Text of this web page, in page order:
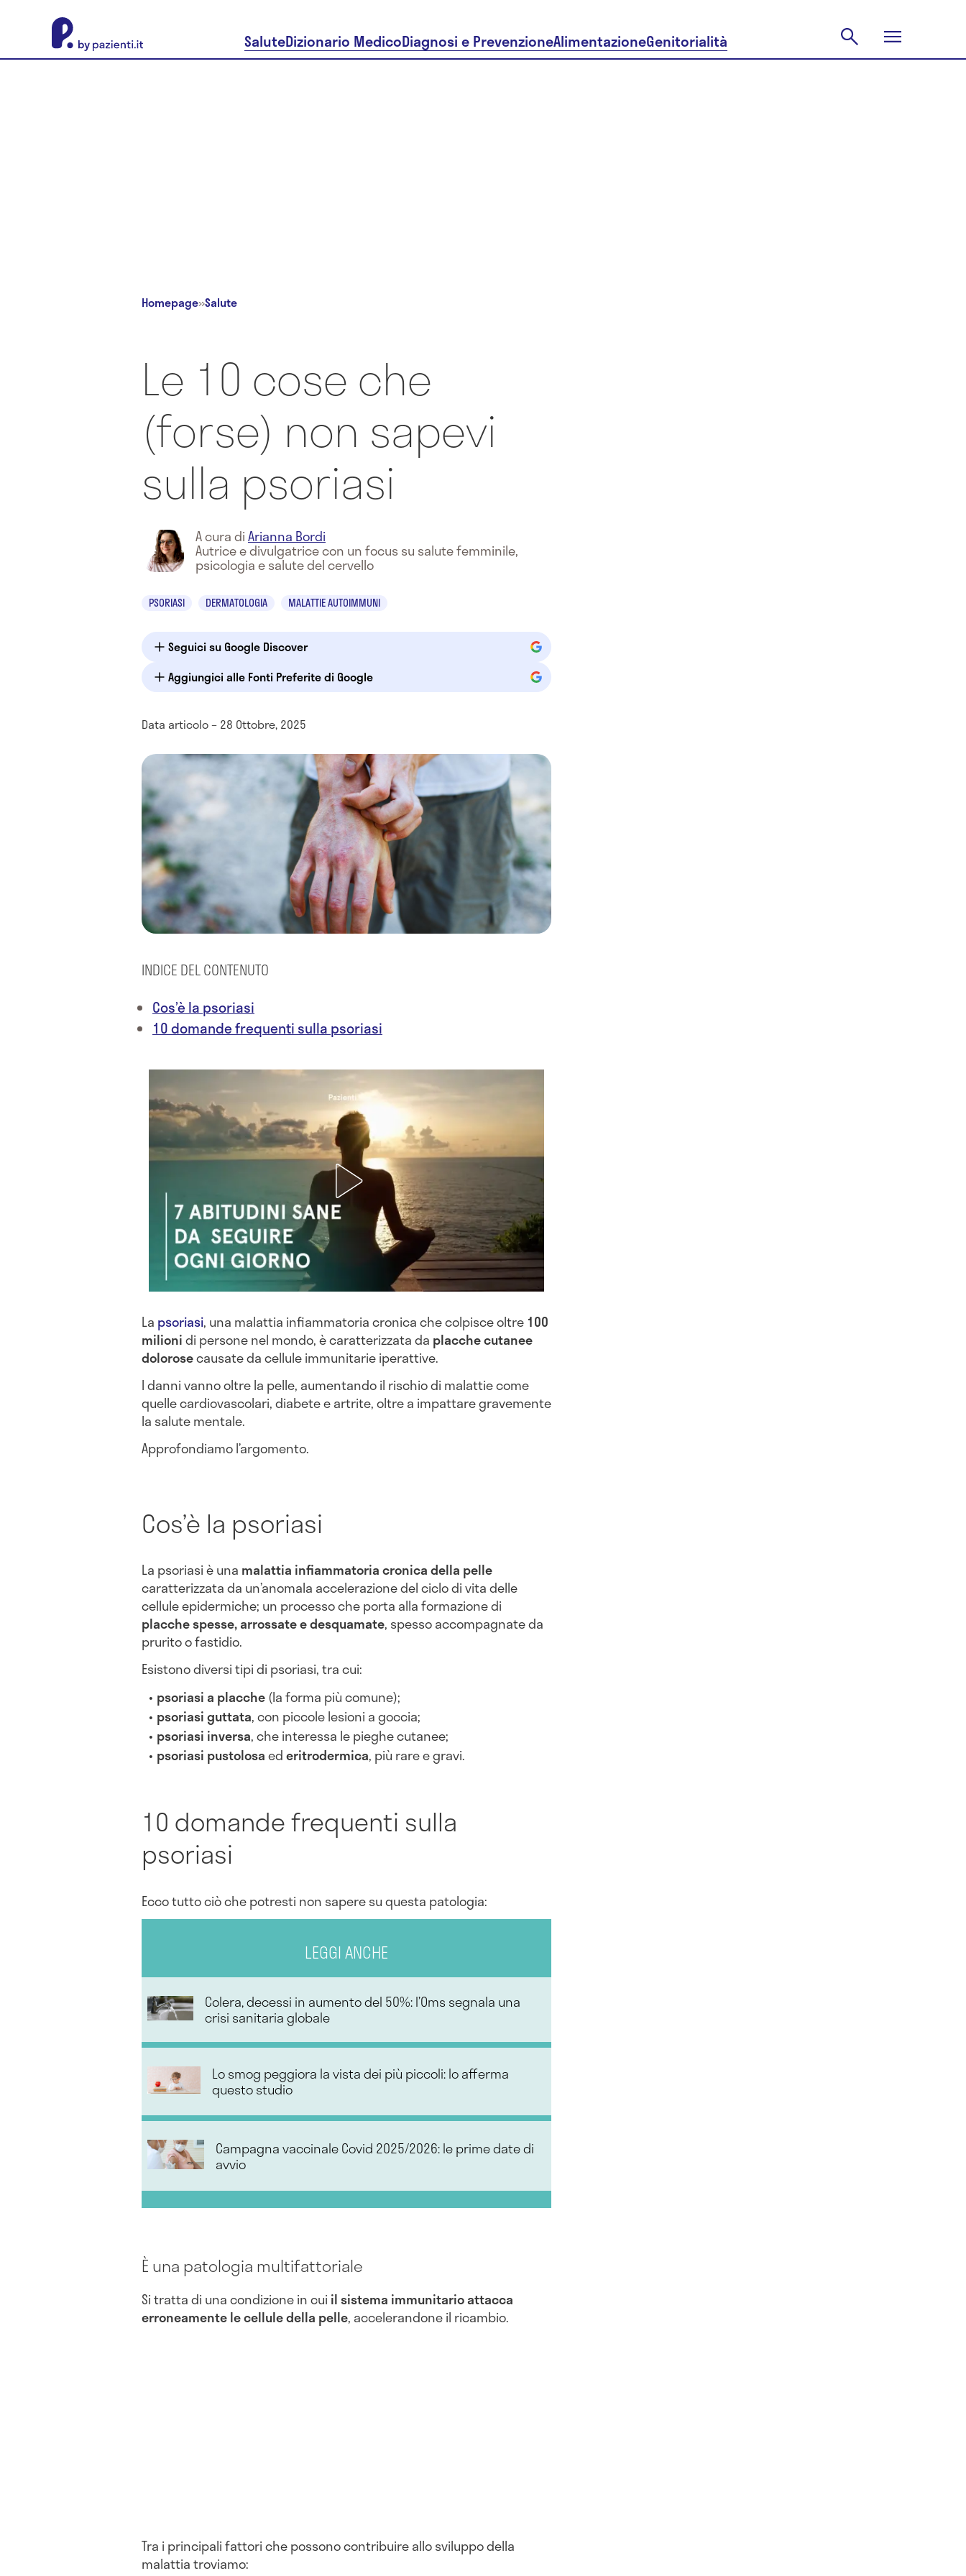
SaluteDizionario MedicoDiagnosi e PrevenzioneAlimentazioneGenitorialità
Homepage»Salute
Le 10 cose che
(forse) non sapevi
sulla psoriasi
A cura diArianna Bordi
Autrice e divulgatrice con un focus su salute femminile,
psicologia e salute del cervello
PSORIASI DERMATOLOGIA MALATTIE AUTOIMMUNI
Seguici su Google Discover
Aggiungici alle Fonti Preferite di Google
Data articolo – 28 Ottobre, 2025
INDICE DEL CONTENUTO
Cos’è la psoriasi
10 domande frequenti sulla psoriasi
La psoriasi, una malattia infiammatoria cronica che colpisce oltre 100
milionidi persone nel mondo, è caratterizzata da placche cutanee
dolorosecausate da cellule immunitarie iperattive.
I danni vanno oltre la pelle, aumentando il rischio di malattie come
quelle cardiovascolari, diabete e artrite, oltre a impattare gravemente
la salute mentale.
Approfondiamo l’argomento.
Cos’è la psoriasi
La psoriasi è una malattia infiammatoria cronica della pelle
caratterizzata da un’anomala accelerazione del ciclo di vita delle
cellule epidermiche; un processo che porta alla formazione di
placche spesse, arrossate e desquamate, spesso accompagnate da
prurito o fastidio.
Esistono diversi tipi di psoriasi, tra cui:
psoriasi a placche(la forma più comune);
psoriasi guttata, con piccole lesioni a goccia;
psoriasi inversa, che interessa le pieghe cutanee;
psoriasi pustolosaederitrodermica, più rare e gravi.
10 domande frequenti sulla
psoriasi
Ecco tutto ciò che potresti non sapere su questa patologia:
LEGGI ANCHE
Colera, decessi in aumento del 50%: l’Oms segnala una
crisi sanitaria globale
Lo smog peggiora la vista dei più piccoli: lo afferma
questo studio
Campagna vaccinale Covid 2025/2026: le prime date di
avvio
È una patologia multifattoriale
Si tratta di una condizione in cui il sistema immunitario attacca
erroneamente le cellule della pelle, accelerandone il ricambio.
Tra i principali fattori che possono contribuire allo sviluppo della
malattia troviamo: